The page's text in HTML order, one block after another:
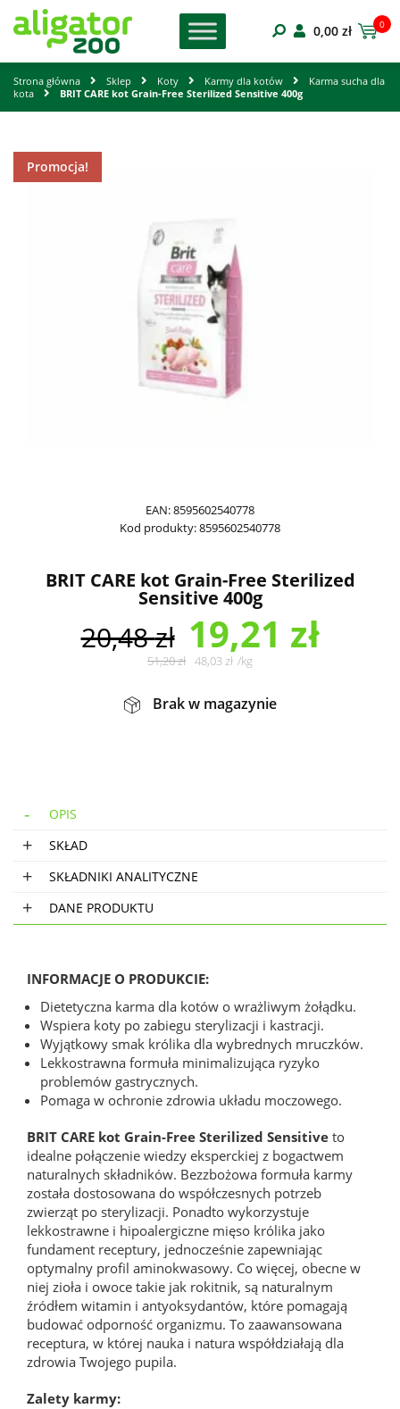
0,00 zł 0
Strona główna Sklep Koty Karmy dla kotów
Karma sucha dla
kota
BRIT CARE kot Grain-Free Sterilized Sensitive 400g
Promocja!
EAN:8595602540778
Kod produkty:8595602540778
BRIT CARE kot Grain-Free Sterilized
Sensitive 400g
20,48zł 19,21 zł
51,20zł 48,03zł /kg
Brak w magazynie
OPIS
SKŁAD
SKŁADNIKI ANALITYCZNE
DANE PRODUKTU
INFORMACJE O PRODUKCIE:
Dietetyczna karma dla kotów o wrażliwym żołądku.
Wspiera koty po zabiegu sterylizacji i kastracji.
Wyjątkowy smak królika dla wybrednych mruczków.
Lekkostrawna formuła minimalizująca ryzyko
problemów gastrycznych.
Pomaga w ochronie zdrowia układu moczowego.
BRIT CARE kot Grain-Free Sterilized Sensitive to
idealne połączenie wiedzy eksperckiej z bogactwem
naturalnych składników. Bezzbożowa formuła karmy
została dostosowana do współczesnych potrzeb
zwierząt po sterylizacji. Ponadto wykorzystuje
lekkostrawne i hipoalergiczne mięso królika jako
fundament receptury, jednocześnie zapewniając
optymalny profil aminokwasowy. Co więcej, obecne w
niej zioła i owoce takie jak rokitnik, są naturalnym
źródłem witamin i antyoksydantów, które pomagają
budować odporność organizmu. To zaawansowana
receptura, w której nauka i natura współdziałają dla
zdrowia Twojego pupila.
Zalety karmy: